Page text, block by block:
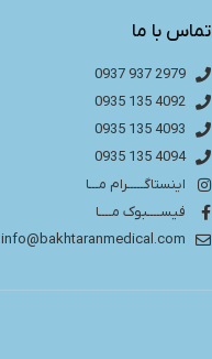
تماس با ما
2979 937 0937
4092 135 0935
4093 135 0935
4094 135 0935
اینستاگـــــرام مـــا
فیســــبوک مــــا
info@bakhtaranmedical.com